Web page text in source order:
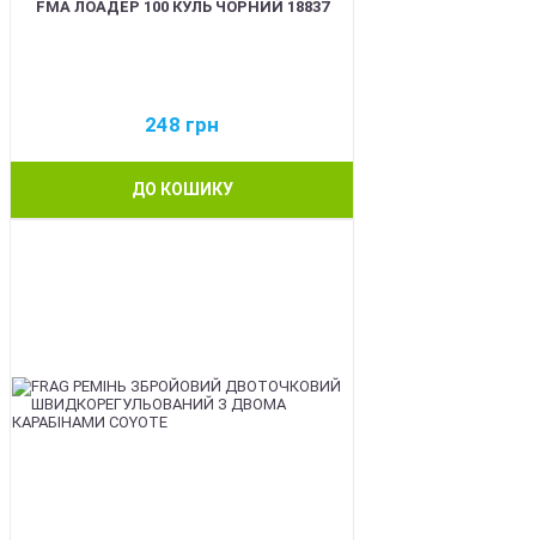
FMA ЛОАДЕР 100 КУЛЬ ЧОРНИЙ 18837
248 грн
ДО КОШИКУ